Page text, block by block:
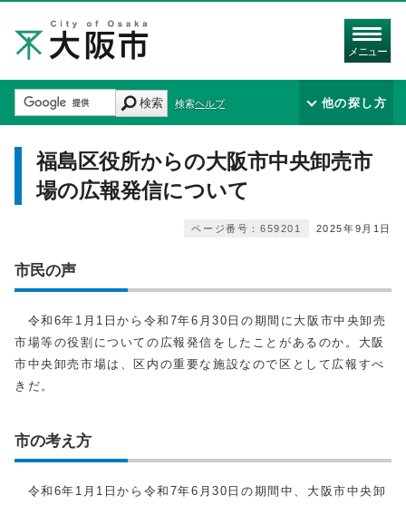
メニュー
検索 検索ヘルプ 他の探し方
福島区役所からの大阪市中央卸売市
場の広報発信について
2025年9月1日
ページ番号：659201
市民の声
令和6年1月1日から令和7年6月30日の期間に大阪市中央卸売
市場等の役割についての広報発信をしたことがあるのか。大阪
市中央卸売市場は、区内の重要な施設なので区として広報すべ
きだ。
市の考え方
令和6年1月1日から令和7年6月30日の期間中、大阪市中央卸